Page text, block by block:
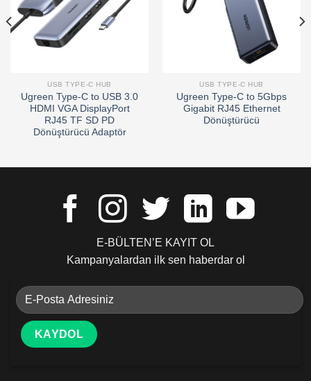
USB TYPE-C HUB
Ugreen Type-C to USB 3.0
HDMI VGA DisplayPort
RJ45 TF SD PD
Dönüştürücü Adaptör
USB TYPE-C HUB
Ugreen Type-C to 5Gbps
Gigabit RJ45 Ethernet
Dönüştürücü
E-BÜLTEN’E KAYIT OL
Kampanyalardan ilk sen haberdar ol